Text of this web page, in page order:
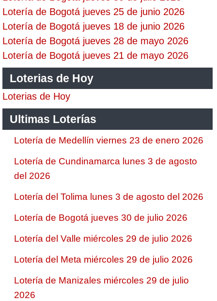
Lotería de Bogotá jueves 25 de junio 2026
Lotería de Bogotá jueves 18 de junio 2026
Lotería de Bogotá jueves 28 de mayo 2026
Lotería de Bogotá jueves 21 de mayo 2026
Loterias de Hoy
Loterias de Hoy
Ultimas Loterías
Lotería de Medellín viernes 23 de enero 2026
Lotería de Cundinamarca lunes 3 de agosto
del 2026
Lotería del Tolima lunes 3 de agosto del 2026
Lotería de Bogotá jueves 30 de julio 2026
Lotería del Valle miércoles 29 de julio 2026
Lotería del Meta miércoles 29 de julio 2026
Lotería de Manizales miércoles 29 de julio
2026